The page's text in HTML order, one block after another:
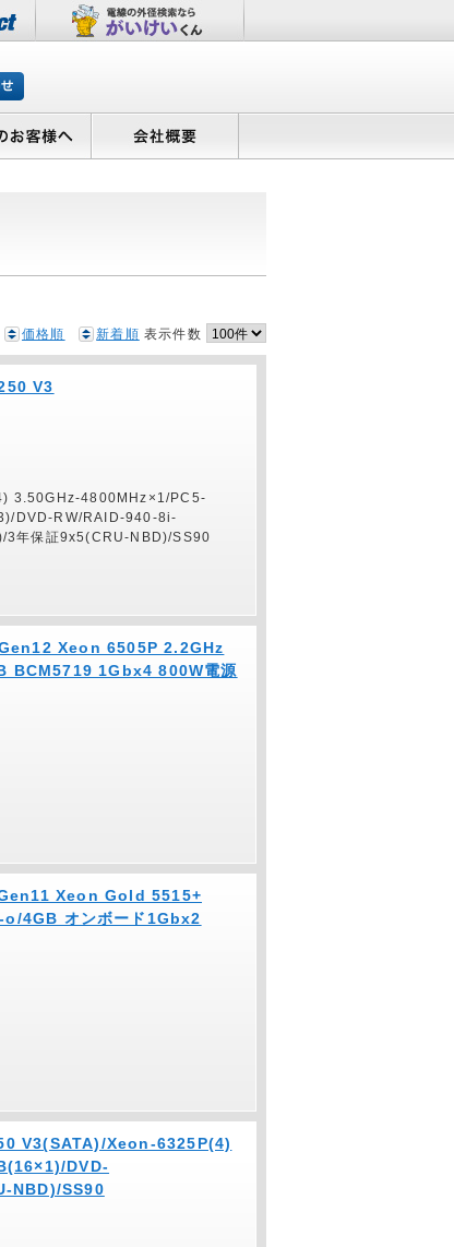
価格順 新着順 表示件数
V3
3.50GHz-4800MHz×1/PC5-
DVD-RW/RAID-940-8i-
年保証9x5(CRU-NBD)/SS90
Xeon 6505P 2.2GHz
BCM5719 1Gbx4 800W電源
Xeon Gold 5515+
4GB オンボード1Gbx2
V3(SATA)/Xeon-6325P(4)
DVD-
NBD)/SS90